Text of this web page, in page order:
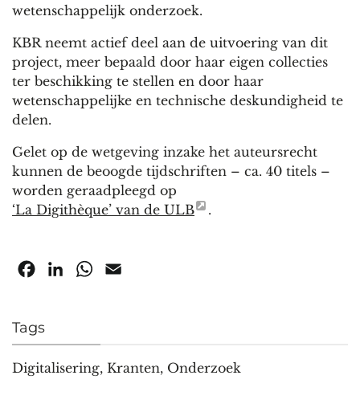
wetenschappelijk onderzoek.
KBR neemt actief deel aan de uitvoering van dit
project, meer bepaald door haar eigen collecties
ter beschikking te stellen en door haar
wetenschappelijke en technische deskundigheid te
delen.
Gelet op de wetgeving inzake het auteursrecht
kunnen de beoogde tijdschriften – ca. 40 titels –
worden geraadpleegd op
‘La Digithèque’ van de ULB
.
FacebookLinkedInWhatsApp
Tags
Digitalisering, Kranten, Onderzoek